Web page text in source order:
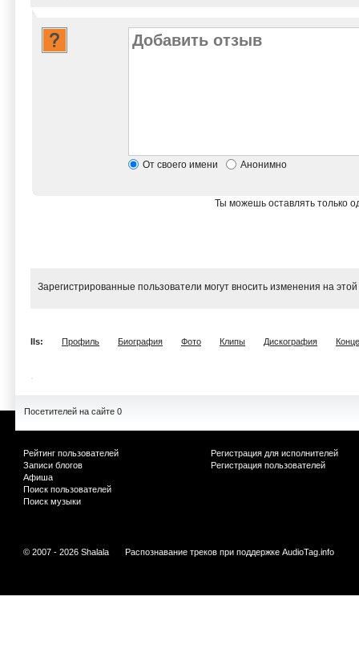
От своего имени Анонимно
Ты можешь оставлять только
Зарегистрированные пользователи могут вносить изменения на
Ils: Профиль Биография Фото Клипы Дискография
Посетителей на сайте 0
Рейтинг пользователей
Записи блогов
Афиша
Поиск пользователей
Поиск музыки
Регистрация для исполнителей
Регистрация пользователей
© 2007 - 2026 Shalala Распознавание треков при поддержке AudioTag.info